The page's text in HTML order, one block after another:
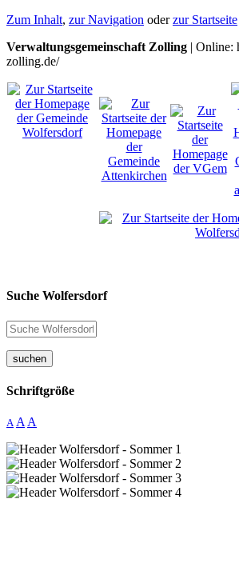
Zum Inhalt, zur Navigation oderzur Startseite
Verwaltungsgemeinschaft Zolling | Online:
zolling.de/
Suche Wolfersdorf
suchen
Schriftgröße
A A A